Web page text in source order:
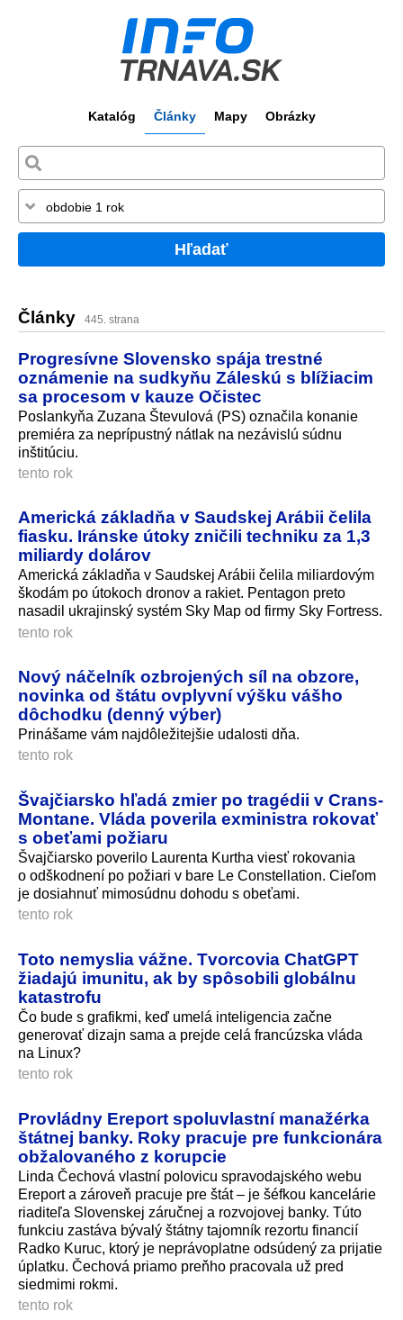
Katalóg Články Mapy Obrázky
Hľadať
Články 445. strana
Progresívne Slovensko spája trestné
oznámenie na sudkyňu Záleskú s blížiacim
sa procesom v kauze Očistec
Poslankyňa Zuzana Števulová (PS) označila konanie
premiéra za neprípustný nátlak na nezávislú súdnu
inštitúciu.
tento rok
Americká základňa v Saudskej Arábii čelila
fiasku. Iránske útoky zničili techniku za 1,3
miliardy dolárov
Americká základňa v Saudskej Arábii čelila miliardovým
škodám po útokoch dronov a rakiet. Pentagon preto
nasadil ukrajinský systém Sky Map od firmy Sky Fortress.
tento rok
Nový náčelník ozbrojených síl na obzore,
novinka od štátu ovplyvní výšku vášho
dôchodku (denný výber)
Prinášame vám najdôležitejšie udalosti dňa.
tento rok
Švajčiarsko hľadá zmier po tragédii v Crans-
Montane. Vláda poverila exministra rokovať
s obeťami požiaru
Švajčiarsko poverilo Laurenta Kurtha viesť rokovania
o odškodnení po požiari v bare Le Constellation. Cieľom
je dosiahnuť mimosúdnu dohodu s obeťami.
tento rok
Toto nemyslia vážne. Tvorcovia ChatGPT
žiadajú imunitu, ak by spôsobili globálnu
katastrofu
Čo bude s grafikmi, keď umelá inteligencia začne
generovať dizajn sama a prejde celá francúzska vláda
na Linux?
tento rok
Provládny Ereport spoluvlastní manažérka
štátnej banky. Roky pracuje pre funkcionára
obžalovaného z korupcie
Linda Čechová vlastní polovicu spravodajského webu
Ereport a zároveň pracuje pre štát – je šéfkou kancelárie
riaditeľa Slovenskej záručnej a rozvojovej banky. Túto
funkciu zastáva bývalý štátny tajomník rezortu financií
Radko Kuruc, ktorý je neprávoplatne odsúdený za prijatie
úplatku. Čechová priamo preňho pracovala už pred
siedmimi rokmi.
tento rok